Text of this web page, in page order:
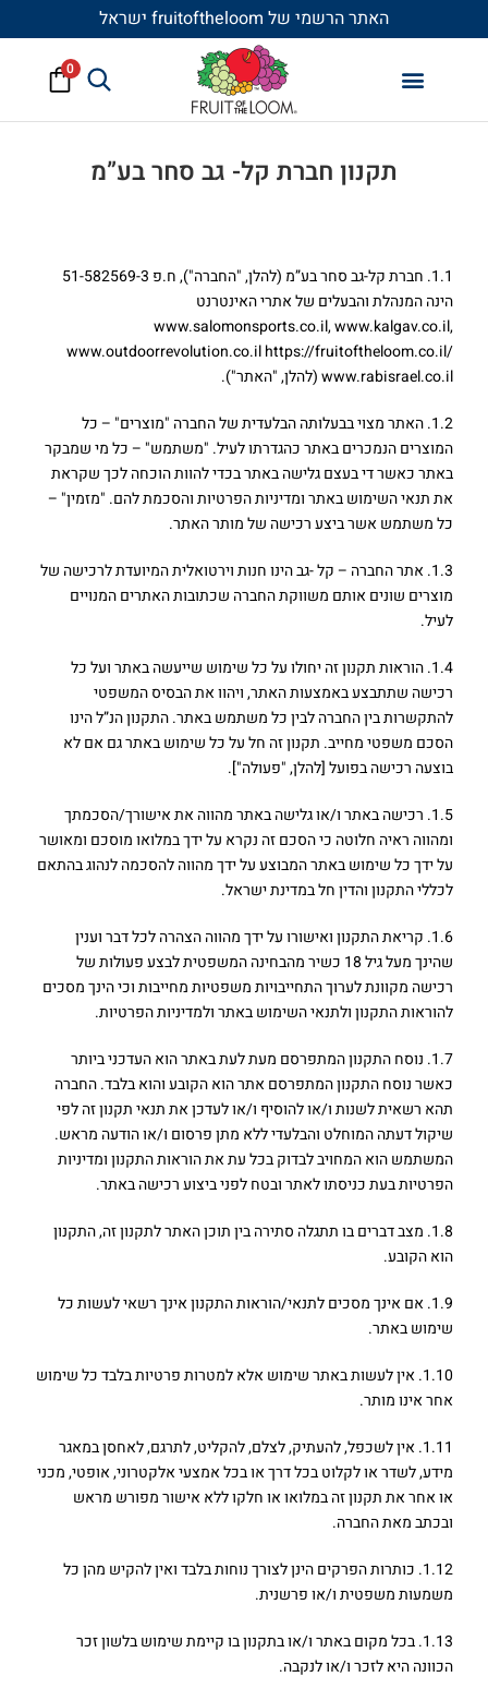
האתר הרשמי של fruitoftheloom ישראל
0
תקנון חברת קל- גב סחר בע”מ
1.1. חברת קל-גב סחר בע”מ (להלן, "החברה"), ח.פ 51-582569-3
הינה המנהלת והבעלים של אתרי האינטרנט
www.salomonsports.co.il, www.kalgav.co.il,
www.outdoorrevolution.co.il https://fruitoftheloom.co.il/
www.rabisrael.co.il (להלן, "האתר").
1.2. האתר מצוי בבעלותה הבלעדית של החברה "מוצרים" – כל
המוצרים הנמכרים באתר כהגדרתו לעיל. "משתמש" – כל מי שמבקר
באתר כאשר די בעצם גלישה באתר בכדי להוות הוכחה לכך שקראת
את תנאי השימוש באתר ומדיניות הפרטיות והסכמת להם. "מזמין" –
כל משתמש אשר ביצע רכישה של מותר האתר.
1.3. אתר החברה – קל -גב הינו חנות וירטואלית המיועדת לרכישה של
מוצרים שונים אותם משווקת החברה שכתובות האתרים המנויים
לעיל.
1.4. הוראות תקנון זה יחולו על כל שימוש שייעשה באתר ועל כל
רכישה שתתבצע באמצעות האתר, ויהוו את הבסיס המשפטי
להתקשרות בין החברה לבין כל משתמש באתר. התקנון הנ”ל הינו
הסכם משפטי מחייב. תקנון זה חל על כל שימוש באתר גם אם לא
בוצעה רכישה בפועל [להלן, "פעולה"].
1.5. רכישה באתר ו/או גלישה באתר מהווה את אישורך/הסכמתך
ומהווה ראיה חלוטה כי הסכם זה נקרא על ידך במלואו מוסכם ומאושר
על ידך כל שימוש באתר המבוצע על ידך מהווה להסכמה לנהוג בהתאם
לכללי התקנון והדין חל במדינת ישראל.
1.6. קריאת התקנון ואישורו על ידך מהווה הצהרה לכל דבר וענין
שהינך מעל גיל 18 כשיר מהבחינה המשפטית לבצע פעולות של
רכישה מקוונת לערוך התחייבויות משפטיות מחייבות וכי הינך מסכים
להוראות התקנון ולתנאי השימוש באתר ולמדיניות הפרטיות.
1.7. נוסח התקנון המתפרסם מעת לעת באתר הוא העדכני ביותר
כאשר נוסח התקנון המתפרסם אתר הוא הקובע והוא בלבד. החברה
תהא רשאית לשנות ו/או להוסיף ו/או לעדכן את תנאי תקנון זה לפי
שיקול דעתה המוחלט והבלעדי ללא מתן פרסום ו/או הודעה מראש.
המשתמש הוא המחויב לבדוק בכל עת את הוראות התקנון ומדיניות
הפרטיות בעת כניסתו לאתר ובטח לפני ביצוע רכישה באתר.
1.8. מצב דברים בו תתגלה סתירה בין תוכן האתר לתקנון זה, התקנון
הוא הקובע.
1.9. אם אינך מסכים לתנאי/הוראות התקנון אינך רשאי לעשות כל
שימוש באתר.
1.10. אין לעשות באתר שימוש אלא למטרות פרטיות בלבד כל שימוש
אחר אינו מותר.
1.11. אין לשכפל, להעתיק, לצלם, להקליט, לתרגם, לאחסן במאגר
מידע, לשדר או לקלוט בכל דרך או בכל אמצעי אלקטרוני, אופטי, מכני
או אחר את תקנון זה במלואו או חלקו ללא אישור מפורש מראש
ובכתב מאת החברה.
1.12. כותרות הפרקים הינן לצורך נוחות בלבד ואין להקיש מהן כל
משמעות משפטית ו/או פרשנית.
1.13. בכל מקום באתר ו/או בתקנון בו קיימת שימוש בלשון זכר
הכוונה היא לזכר ו/או לנקבה.